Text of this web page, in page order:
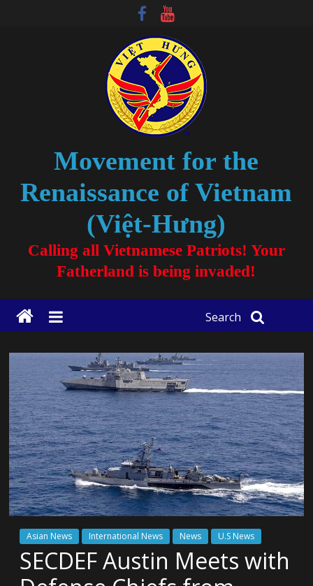
Movement for the
Renaissance of Vietnam
(Việt-Hưng)
Calling all Vietnamese Patriots! Your
Fatherland is being invaded!
Search
Asian News International News News U.S News
SECDEF Austin Meets with